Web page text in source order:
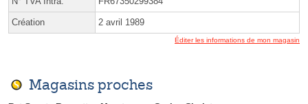
Création 2 avril 1989
Éditer les informations de mon magasin
Magasins proches